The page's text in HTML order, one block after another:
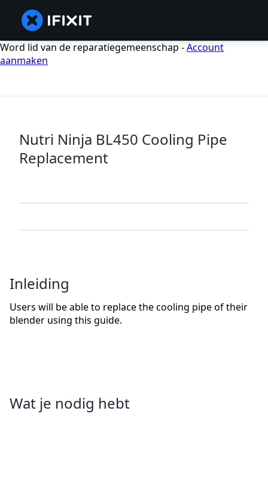
Word lid van de reparatiegemeenschap -Account
aanmaken
Nutri Ninja BL450 Cooling Pipe
Replacement
Inleiding
Users will be able to replace the cooling pipe of their
blender using this guide.
Wat je nodig hebt